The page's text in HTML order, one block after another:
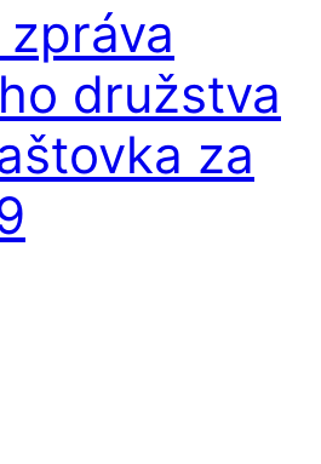
družstva
za